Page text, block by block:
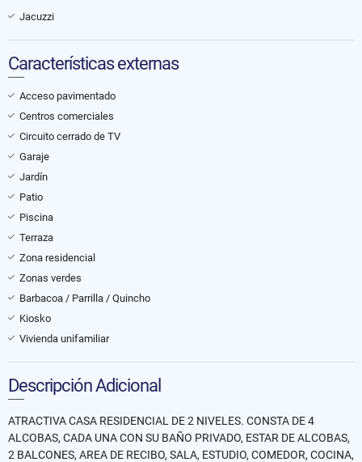
Jacuzzi
Características externas
Acceso pavimentado
Centros comerciales
Circuito cerrado de TV
Garaje
Jardín
Patio
Piscina
Terraza
Zona residencial
Zonas verdes
Barbacoa / Parrilla / Quincho
Kiosko
Vivienda unifamiliar
Descripción Adicional
ATRACTIVA CASA RESIDENCIAL DE 2 NIVELES. CONSTA DE 4
ALCOBAS, CADA UNA CON SU BAÑO PRIVADO, ESTAR DE ALCOBAS,
2 BALCONES, AREA DE RECIBO, SALA, ESTUDIO, COMEDOR, COCINA,